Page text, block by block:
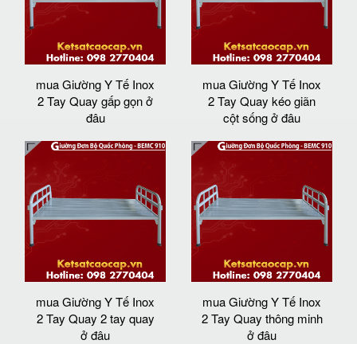
mua Giường Y Tế Inox
2 Tay Quay gấp gọn ở
đâu
mua Giường Y Tế Inox
2 Tay Quay kéo giãn
cột sống ở đâu
mua Giường Y Tế Inox
2 Tay Quay 2 tay quay
ở đâu
mua Giường Y Tế Inox
2 Tay Quay thông minh
ở đâu